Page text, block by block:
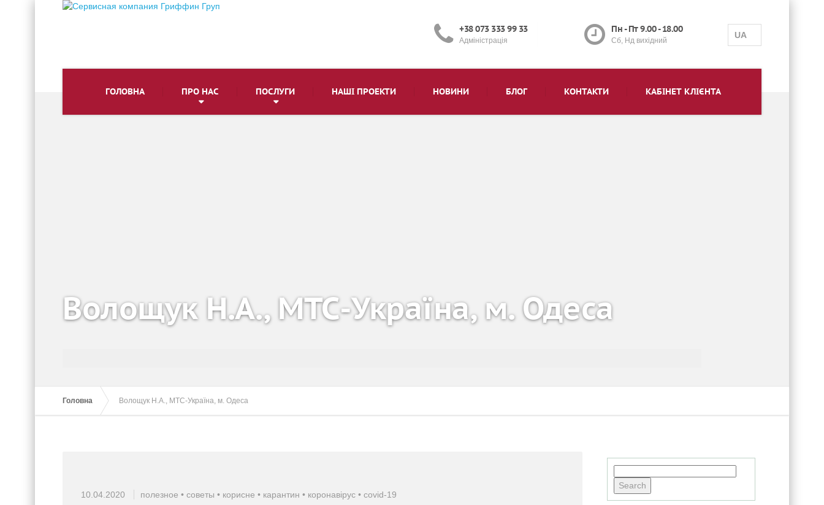
+38 073 333 99 33
Адміністрація
Пн - Пт 9.00 - 18.00
Сб, Нд вихідний
UA
ГОЛОВНА ПРО НАС ПОСЛУГИ НАШІ ПРОЕКТИ НОВИНИ БЛОГ КОНТАКТИ КАБІНЕТ КЛІЄНТА
Волощук Н.А., МТС-Україна, м. Одеса
Головна Волощук Н.А., МТС-Україна, м. Одеса
10.04.2020 полезное • советы • корисне • карантин • коронавірус • covid-19